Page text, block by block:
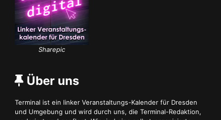
Sharepic
Über uns
Terminal ist ein linker Veranstaltungs-Kalender für Dresden
und Umgebung und wird durch uns, die Terminal-Redaktion,